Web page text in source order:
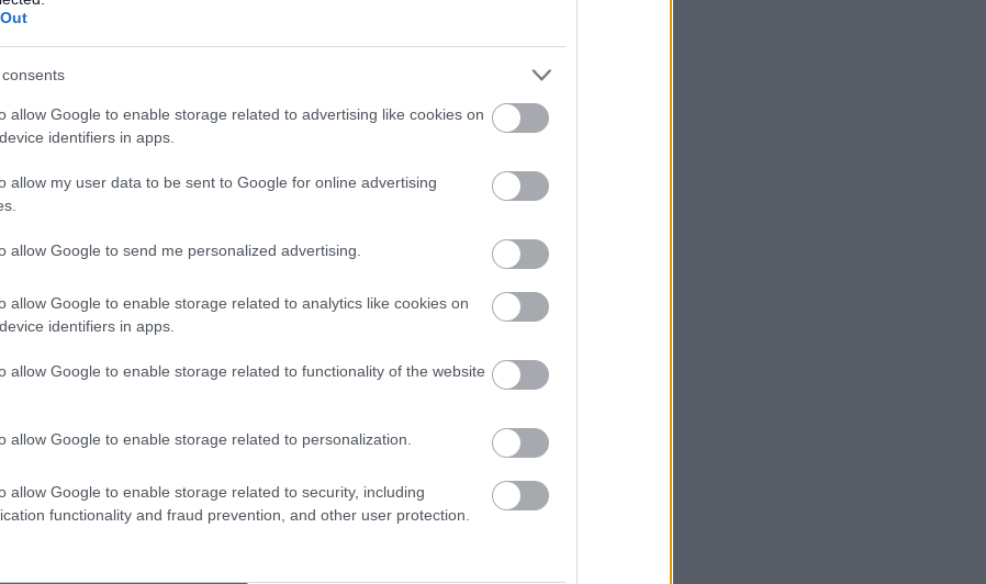
allow Google to enable storage related to advertising like cookies on
identifiers in apps.
allow my user data to be sent to Google for online advertising
allow Google to send me personalized advertising.
allow Google to enable storage related to analytics like cookies on
identifiers in apps.
allow Google to enable storage related to functionality of the website
allow Google to enable storage related to personalization.
allow Google to enable storage related to security, including
functionality and fraud prevention, and other user protection.
παραχώρησε ο Μανώλης Γραφάκος περιγράφει τις βασικές
Σχεδίου, τα οφέλη που προκύπτουν για το περιβάλλον και την
που προβλέπονται για τους πολίτες αλλά και τις ευκαιρίες που
στον τρόπο που διαχειριζόμαστε τα απόβλητα.